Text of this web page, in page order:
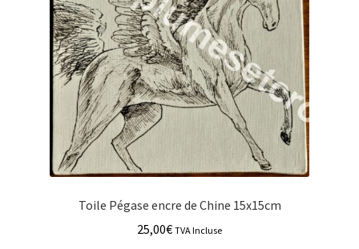
Toile Pégase encre de Chine 15x15cm
25,00€ TVA Incluse